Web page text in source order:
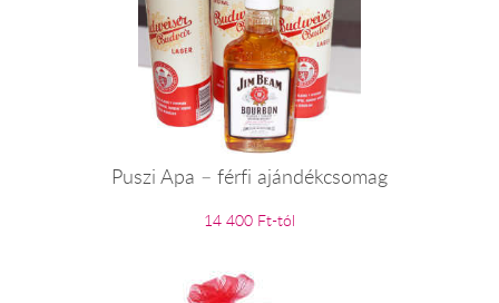
Puszi Apa – férfi ajándékcsomag
14 400 Ft-tól